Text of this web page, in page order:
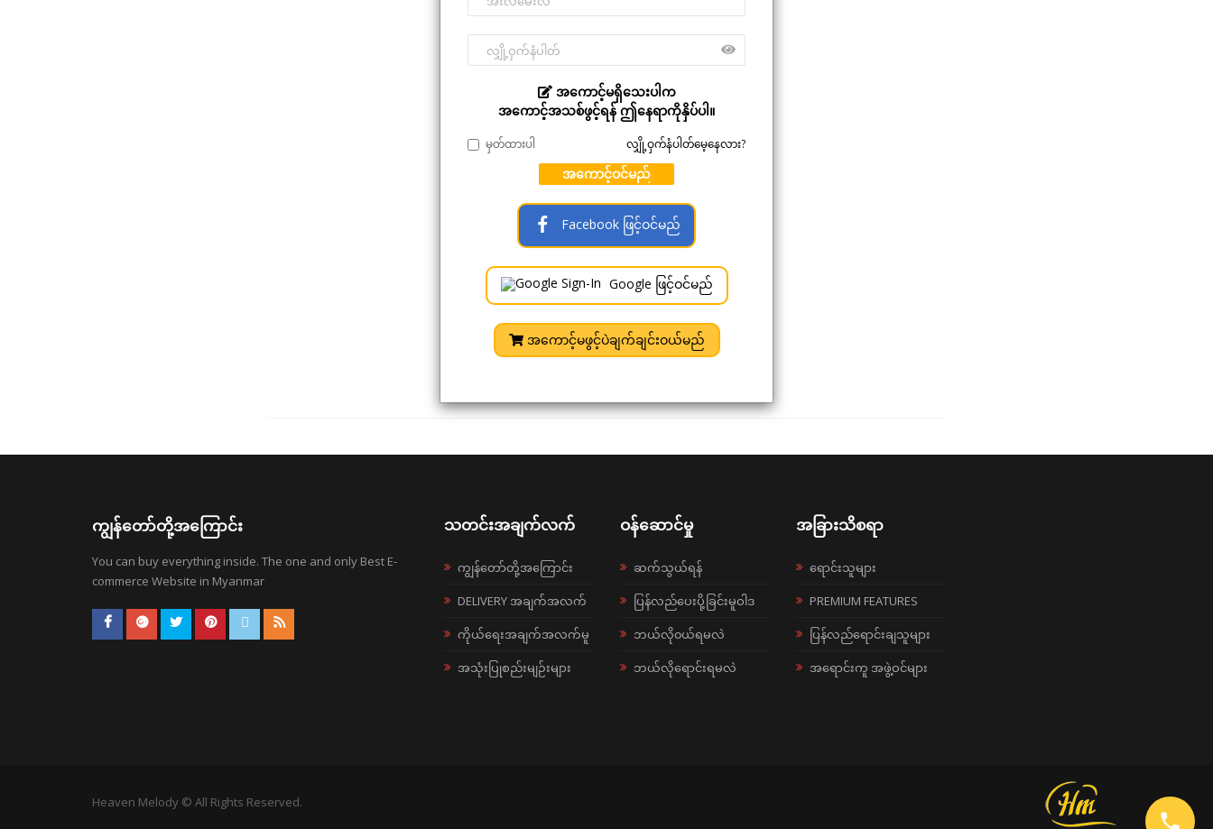
အကောင့်မရှိသေးပါက
အကောင့်အသစ်ဖွင့်ရန် ဤနေရာကိုနှိပ်ပါ။
မှတ်ထားပါ လျှို့ဝှက်နံပါတ်မေ့နေလား?
အကောင့်ဝင်မည်
Facebook ဖြင့်ဝင်မည်
Google ဖြင့်ဝင်မည်
အကောင့်မဖွင့်ပဲချက်ချင်းဝယ်မည်
ကျွန်တော်တို့အကြောင်း
You can buy everything inside. The one and only Best E-
commerce Website in Myanmar
သတင်းအချက်လက်
ကျွန်တော်တို့အကြောင်း
DELIVERY အချက်အလက်
ကိုယ်ရေးအချက်အလက်မူ
အသုံးပြုစည်းမျဉ်းများ
ဝန်ဆောင်မှု
ဆက်သွယ်ရန်
ပြန်လည်ပေးပို့ခြင်းမူဝါဒ
ဘယ်လို၀ယ်ရမလဲ
ဘယ်လိုရောင်းရမလဲ
အခြားသိစရာ
ရောင်းသူများ
PREMIUM FEATURES
ပြန်လည်ရောင်းချသူများ
အရောင်းကူ အဖွဲ့ဝင်များ
Heaven Melody © All Rights Reserved.